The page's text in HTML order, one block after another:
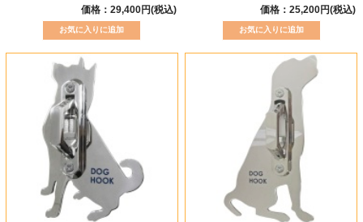
価格：29,400円(税込) 価格：25,200円(税込)